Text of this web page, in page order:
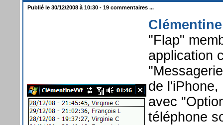
Publié le 30/12/2008 à 10:30 - 19 commentaires ...
"Flap"
application
de
avec
téléphone